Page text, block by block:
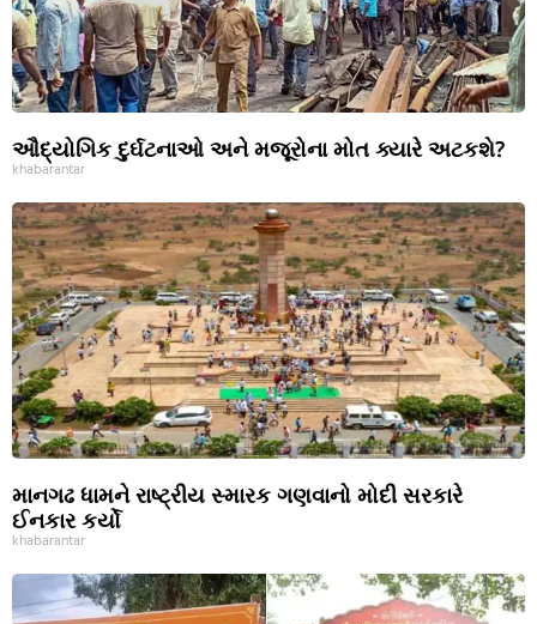
ઔદ્યોગિક દુર્ઘટનાઓ અને મજૂરોના મોત ક્યારે અટકશે?
khabarantar
માનગઢ ધામને રાષ્ટ્રીય સ્મારક ગણવાનો મોદી સરકારે
ઈનકાર કર્યો
khabarantar